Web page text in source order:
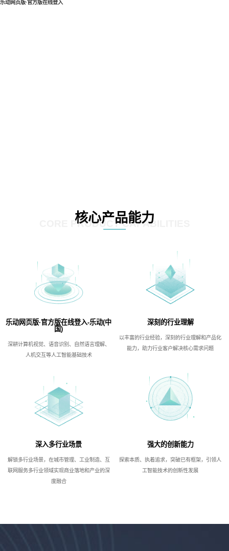
乐动网页版·官方版在线登入
核心产品能力
CORE PRODUCT CAPABILITIES
乐动网页版·官方版在线登入-乐动(中
国)
深耕计算机视觉、语音识别、自然语言理解、
人机交互等人工智能基础技术
深刻的行业理解
以丰富的行业经验，深刻的行业理解和产品化
能力，助力行业客户解决核心需求问题
深入多行业场景
解锁多行业场景，在城市管理、工业制造、互
联网服务多行业领域实现商业落地和产业的深
度融合
强大的创新能力
探索本质、执着追求，突破已有框架，引领人
工智能技术的创新性发展